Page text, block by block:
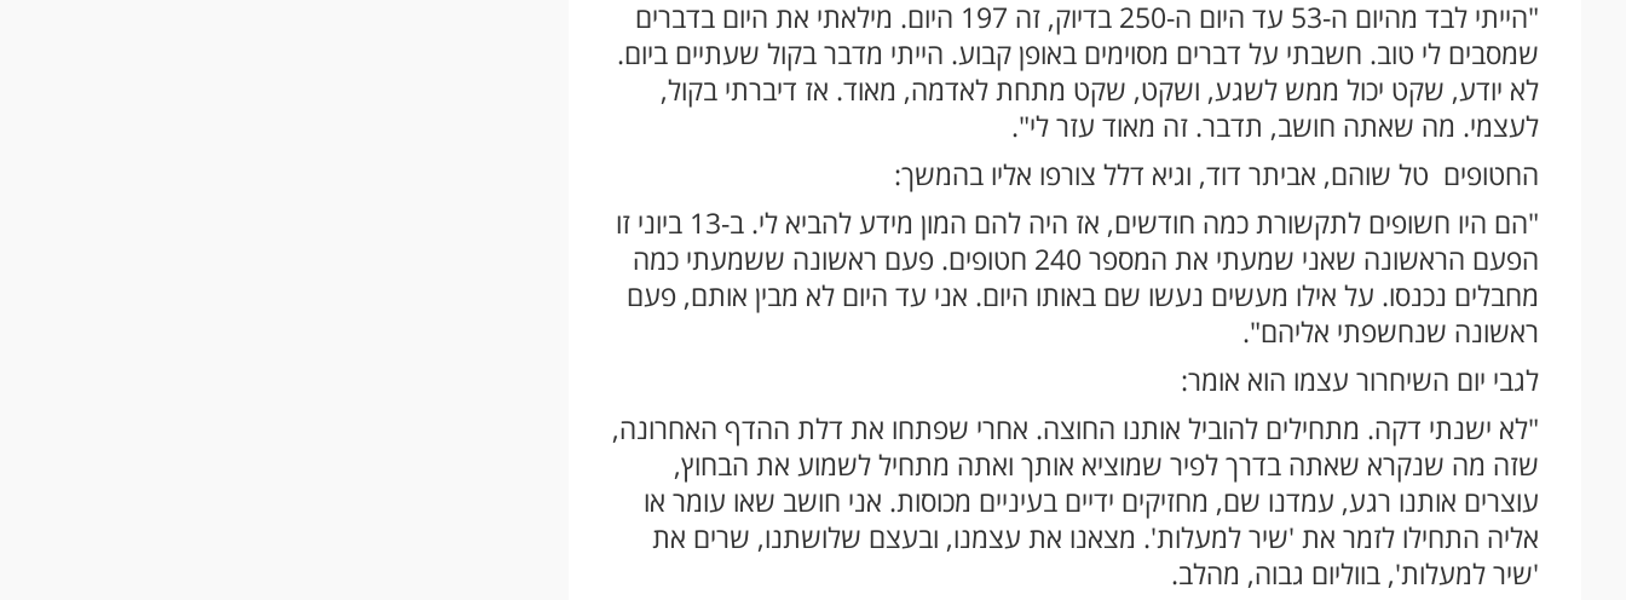
"הייתי לבד מהיום ה-53 עד היום ה-250 בדיוק, זה 197 היום. מילאתי את היום בדברים
שמסבים לי טוב. חשבתי על דברים מסוימים באופן קבוע. הייתי מדבר בקול שעתיים ביום.
לא יודע, שקט יכול ממש לשגע, ושקט, שקט מתחת לאדמה, מאוד. אז דיברתי בקול,
לעצמי. מה שאתה חושב, תדבר. זה מאוד עזר לי".
החטופים טל שוהם, אביתר דוד, וגיא דלל צורפו אליו בהמשך:
"הם היו חשופים לתקשורת כמה חודשים, אז היה להם המון מידע להביא לי. ב-13 ביוני זו
הפעם הראשונה שאני שמעתי את המספר 240 חטופים. פעם ראשונה ששמעתי כמה
מחבלים נכנסו. על אילו מעשים נעשו שם באותו היום. אני עד היום לא מבין אותם, פעם
ראשונה שנחשפתי אליהם".
לגבי יום השיחרור עצמו הוא אומר:
"לא ישנתי דקה. מתחילים להוביל אותנו החוצה. אחרי שפתחו את דלת ההדף האחרונה,
שזה מה שנקרא שאתה בדרך לפיר שמוציא אותך ואתה מתחיל לשמוע את הבחוץ,
עוצרים אותנו רגע, עמדנו שם, מחזיקים ידיים בעיניים מכוסות. אני חושב שאו עומר או
אליה התחילו לזמר את 'שיר למעלות'. מצאנו את עצמנו, ובעצם שלושתנו, שרים את
'שיר למעלות', בווליום גבוה, מהלב.